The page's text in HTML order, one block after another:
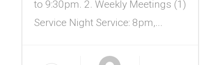
to 9:30pm. 2. Weekly Meetings (1)
Service Night Service: 8pm,...